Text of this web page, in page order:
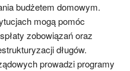
budżetem domowym.
mogą pomóc
zobowiązań oraz
długów.
prowadzi programy